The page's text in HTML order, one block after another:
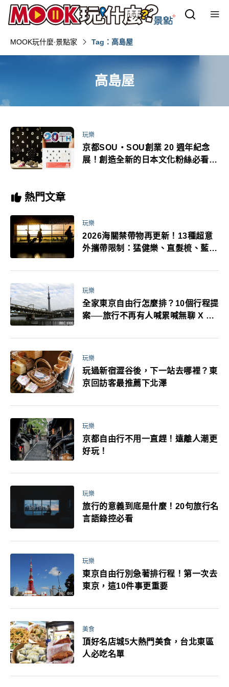
MOOK玩什麼‧景點家 Tag：高島屋
高島屋
玩樂
京都SOU・SOU創業 20 週年紀念
展！創造全新的日本文化粉絲必看亮
熱門文章
玩樂
2026海關禁帶物再更新！13種超意
外攜帶限制：猛健樂、直髮梳、藍牙
萬！注意事項一次看！
玩樂
全家東京自由行怎麼排？10個行程提
案──旅行不再有人喊累喊無聊 X 爸
玩樂
玩過新宿澀谷後，下一站去哪裡？東
京回訪客最推薦下北澤
玩樂
京都自由行不用一直趕！遠離人潮更
好玩！
玩樂
旅行的意義到底是什麼！20句旅行名
言語錄控必看
玩樂
東京自由行別急著排行程！第一次去
東京，這10件事更重要
美食
頂好名店城5大熱門美食，台北東區
人必吃名單